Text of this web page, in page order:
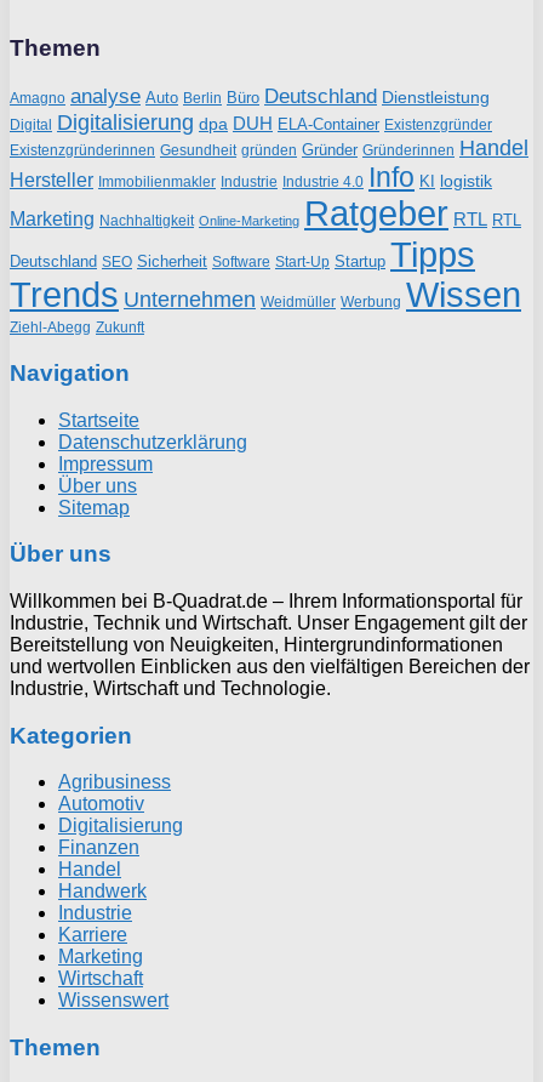
Themen
Amagno analyse Auto Berlin Büro Deutschland Dienstleistung
Digital Digitalisierung dpa DUH ELA-Container Existenzgründer
Existenzgründerinnen Gesundheit gründen Gründer Gründerinnen Handel
Hersteller Immobilienmakler Industrie Industrie 4.0 Info KI logistik
Marketing Nachhaltigkeit Online-Marketing Ratgeber RTL RTL
Deutschland SEO Sicherheit Software Start-Up Startup Tipps
Trends Unternehmen Weidmüller Werbung Wissen
Ziehl-Abegg Zukunft
Navigation
Startseite
Datenschutzerklärung
Impressum
Über uns
Sitemap
Über uns
Willkommen bei B-Quadrat.de – Ihrem Informationsportal für
Industrie, Technik und Wirtschaft. Unser Engagement gilt der
Bereitstellung von Neuigkeiten, Hintergrundinformationen
und wertvollen Einblicken aus den vielfältigen Bereichen der
Industrie, Wirtschaft und Technologie.
Kategorien
Agribusiness
Automotiv
Digitalisierung
Finanzen
Handel
Handwerk
Industrie
Karriere
Marketing
Wirtschaft
Wissenswert
Themen